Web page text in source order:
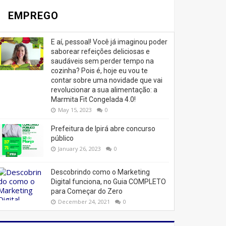
EMPREGO
E aí, pessoal! Você já imaginou poder
saborear refeições deliciosas e
saudáveis ​​sem perder tempo na
cozinha? Pois é, hoje eu vou te
contar sobre uma novidade que vai
revolucionar a sua alimentação: a
Marmita Fit Congelada 4.0!
May 15, 2023 0
Prefeitura de Ipirá abre concurso
público
January 26, 2023 0
Descobrindo como o Marketing
Digital funciona, no Guia COMPLETO
para Começar do Zero
December 24, 2021 0